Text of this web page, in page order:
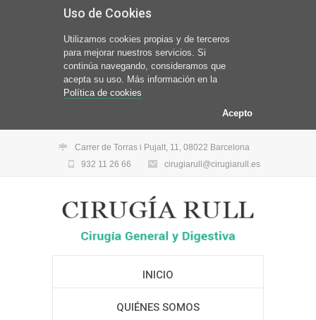
Uso de Cookies
Utilizamos cookies propias y de terceros
para mejorar nuestros servicios. Si
continúa navegando, consideramos que
acepta su uso. Más información en la
Política de cookies
Acepto
Carrer de Torras i Pujalt, 11, 08022 Barcelona
932 11 26 66
cirugiarull@cirugiarull.es
INICIO
QUIÉNES SOMOS